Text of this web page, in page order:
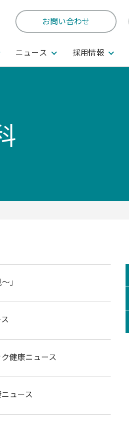
お問い合わせ
ニュース 採用情報
」
健康ニュース
ュース